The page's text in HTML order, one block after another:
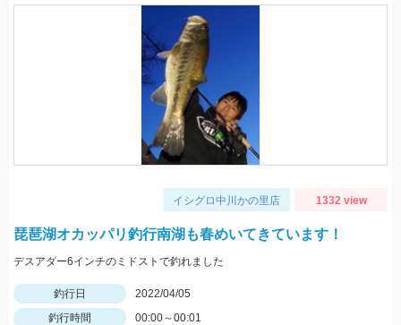
イシグロ中川かの里店 1332 view
琵琶湖オカッパリ釣行南湖も春めいてきています！
デスアダー6インチのミドストで釣れました
釣行日
2022/04/05
釣行時間
00:00～00:01